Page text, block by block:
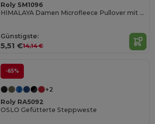
Roly SM1096
HIMALAYA Damen Microfleece Pullover mit Halbreißverschluss
Günstigste:
5,51 €14,14 €
-65%
+2
Roly RA5092
OSLO Gefütterte Steppweste